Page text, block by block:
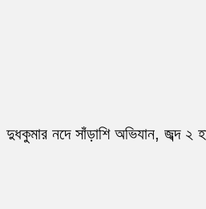
দুধকুমার নদে সাঁড়াশি অভিযান, জব্দ ২